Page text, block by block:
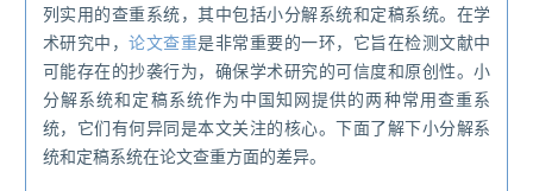
列实用的查重系统，其中包括小分解系统和定稿系统。在学
术研究中，论文查重是非常重要的一环，它旨在检测文献中
可能存在的抄袭行为，确保学术研究的可信度和原创性。小
分解系统和定稿系统作为中国知网提供的两种常用查重系
统，它们有何异同是本文关注的核心。下面了解下小分解系
统和定稿系统在论文查重方面的差异。